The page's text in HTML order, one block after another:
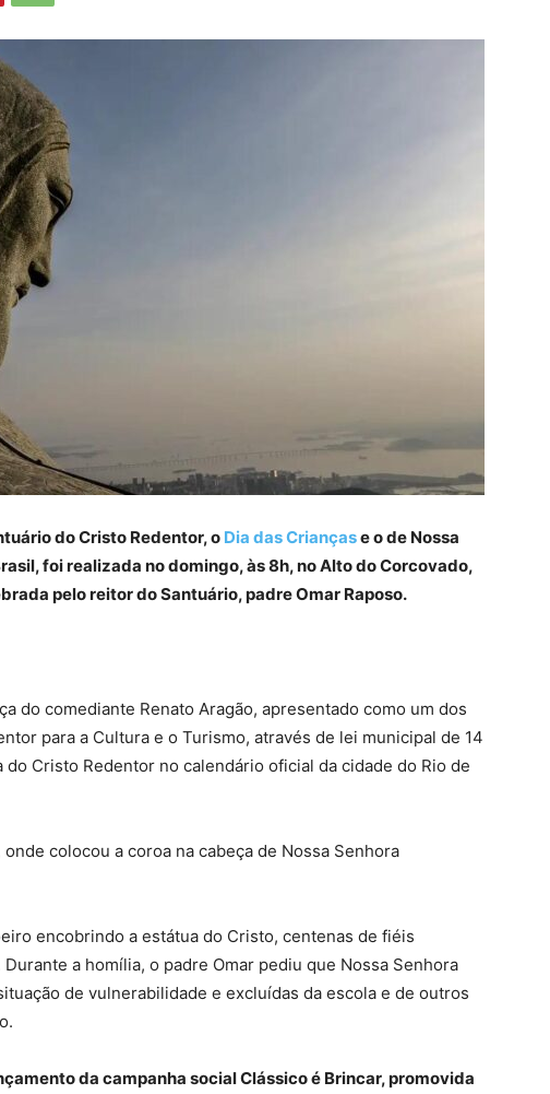
do Cristo Redentor, o Dia das Criançase o de Nossa
foi realizada no domingo, às 8h, no Alto do Corcovado,
pelo reitor do Santuário, padre Omar Raposo.
do comediante Renato Aragão, apresentado como um dos
para a Cultura e o Turismo, através de lei municipal de 14
Cristo Redentor no calendário oficial da cidade do Rio de
colocou a coroa na cabeça de Nossa Senhora
encobrindo a estátua do Cristo, centenas de fiéis
a homília, o padre Omar pediu que Nossa Senhora
de vulnerabilidade e excluídas da escola e de outros
da campanha social Clássico é Brincar, promovida